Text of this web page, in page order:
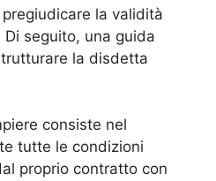
la validità
seguito, una guida
la disdetta
consiste nel
tutte le condizioni
proprio contratto con